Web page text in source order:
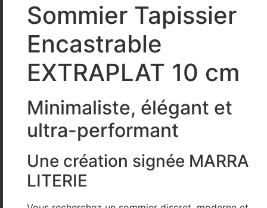
Sommier Tapissier
Encastrable
EXTRAPLAT 10 cm
Minimaliste, élégant et
ultra-performant
Une création signée MARRA
LITERIE